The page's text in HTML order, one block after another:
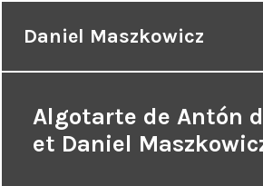
Daniel Maszkowicz
Algotarte de Antón
et Daniel